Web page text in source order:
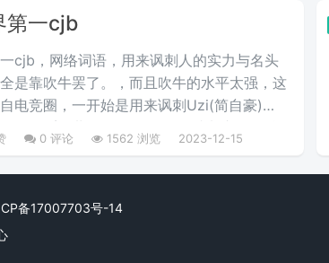
要因为一时的失意而觉得自己是弱的。
第一cjb
cjb，网络词语，用来讽刺人的实力与名头
是靠吹牛罢了。‌‌，而且吹牛的水平太强，这
电竞圈，一开始是用来讽刺Uzi(简自豪)
年Uzi顶着“世界第一ADC”的名头加入OMG战
在组成银河战舰，但是OMG战队的战绩并不
这就有了世界第一cjb这个梗。
0 评论 1562 浏览 2023-12-15
备17007703号-14